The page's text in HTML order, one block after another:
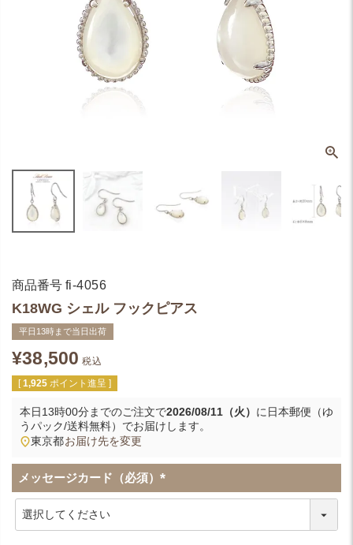
商品番号 fi-4056
K18WG シェル フックピアス
平日13時まで当日出荷
¥38,500 税込
[ 1,925 ポイント進呈 ]
本日13時00分までのご注文で2026/08/11（火） に 日本郵便（ゆ
うパック/送料無料） でお届けします。
東京都お届け先を変更
メッセージカード（必須）
(